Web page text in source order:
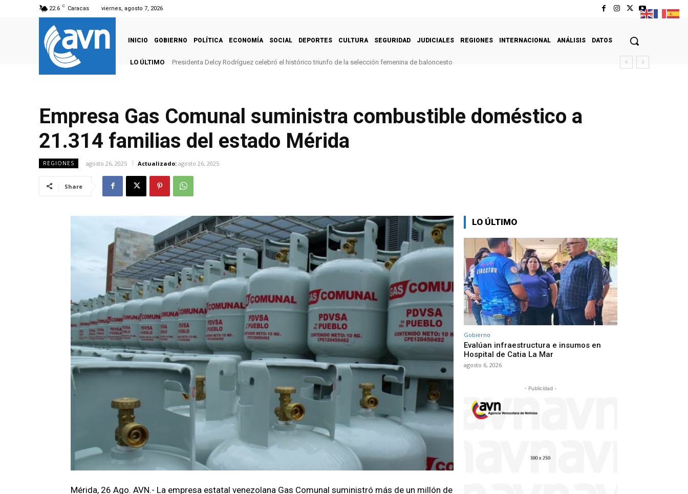
22.6 C Caracas viernes, agosto 7, 2026
INICIO GOBIERNO POLÍTICA ECONOMÍA SOCIAL DEPORTES CULTURA SEGURIDAD JUDICIALES REGIONES INTERNACIONAL ANÁLISIS DATOS
LO ÚLTIMO Presidenta Delcy Rodríguez celebró el histórico triunfo de la selección femenina de baloncesto
Empresa Gas Comunal suministra combustible doméstico a
21.314 familias del estado Mérida
REGIONES agosto 26, 2025 Actualizado: agosto 26, 2025
Share
Mérida, 26 Ago. AVN.- La empresa estatal venezolana Gas Comunal suministró más de un millón de
LO ÚLTIMO
Gobierno
Evalúan infraestructura e insumos en
Hospital de Catia La Mar
agosto 6, 2026
- Publicidad -